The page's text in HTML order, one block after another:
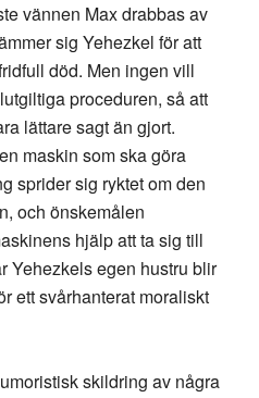
vännen Max drabbas av
sig Yehezkel för att
död. Men ingen vill
proceduren, så att
lättare sagt än gjort.
maskin som ska göra
sprider sig ryktet om den
och önskemålen
hjälp att ta sig till
Yehezkels egen hustru blir
ett svårhanterat moraliskt
skildring av några